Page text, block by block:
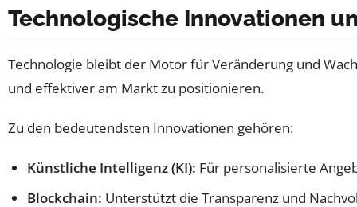
Technologische Innovationen
Technologie bleibt der Motor für Veränderung und
und effektiver am Markt zu positionieren.
Zu den bedeutendsten Innovationen gehören:
Künstliche Intelligenz (KI): Für personalisierte
Blockchain: Unterstützt die Transparenz und